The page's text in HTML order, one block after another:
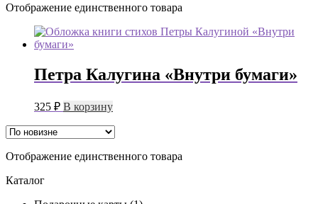
Отображение единственного товара
Петра Калугина «Внутри бумаги»
325 ₽ В корзину
Отображение единственного товара
Каталог